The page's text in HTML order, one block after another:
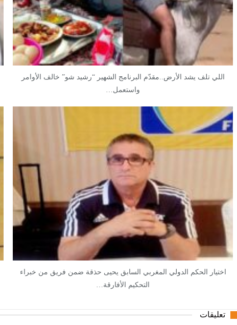
اللي تلف يشد الأرض..مقدّم البرنامج الشهير “رشيد شو” خالف الأوامر
واستعمل…
اختيار الحكم الدولي المغربي السابق يحيى حذقة ضمن فريق من خبراء
التحكيم الأفارقة…
تعليقات